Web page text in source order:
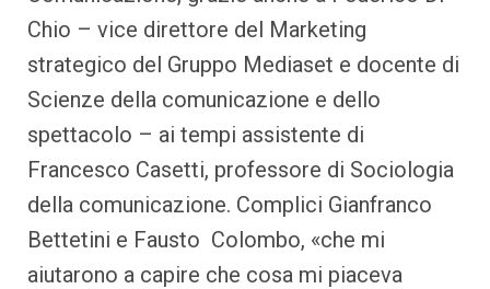
Chio – vice direttore del Marketing
strategico del Gruppo Mediaset e docente di
Scienze della comunicazione e dello
spettacolo – ai tempi assistente di
Francesco Casetti, professore di Sociologia
della comunicazione. Complici Gianfranco
Bettetini e Fausto Colombo, «che mi
aiutarono a capire che cosa mi piaceva